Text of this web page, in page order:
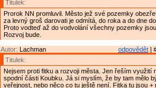
Titulek:
Prorok NN promluvil. Město jež své pozemky
za levný groš darovati je odmítá, do roka a do dne
Proto vodteď až do vodvolání všechny pozemky
Rozvoj bude.
odpovědět |
Autor: Lachman
Titulek:
Nejsem proti fitku a rozvoji města. Jen řeším využití
spodní části Koubku. Já si myslím, že by tam mělo
veřejnost, nebo něco co tu ještě není. Fitka tu jsou +